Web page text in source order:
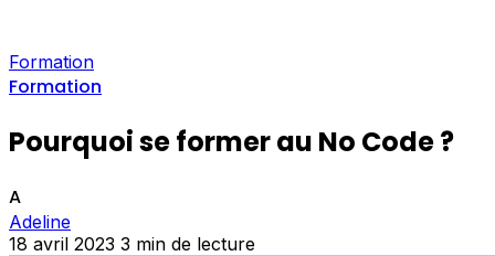
Formation
Formation
Pourquoi se former au No Code ?
A
Adeline
18 avril 2023 3 min de lecture